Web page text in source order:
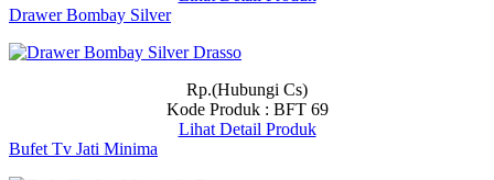
Drawer Bombay Silver
Rp.(Hubungi Cs)
Kode Produk : BFT 69
Lihat Detail Produk
Bufet Tv Jati Minima